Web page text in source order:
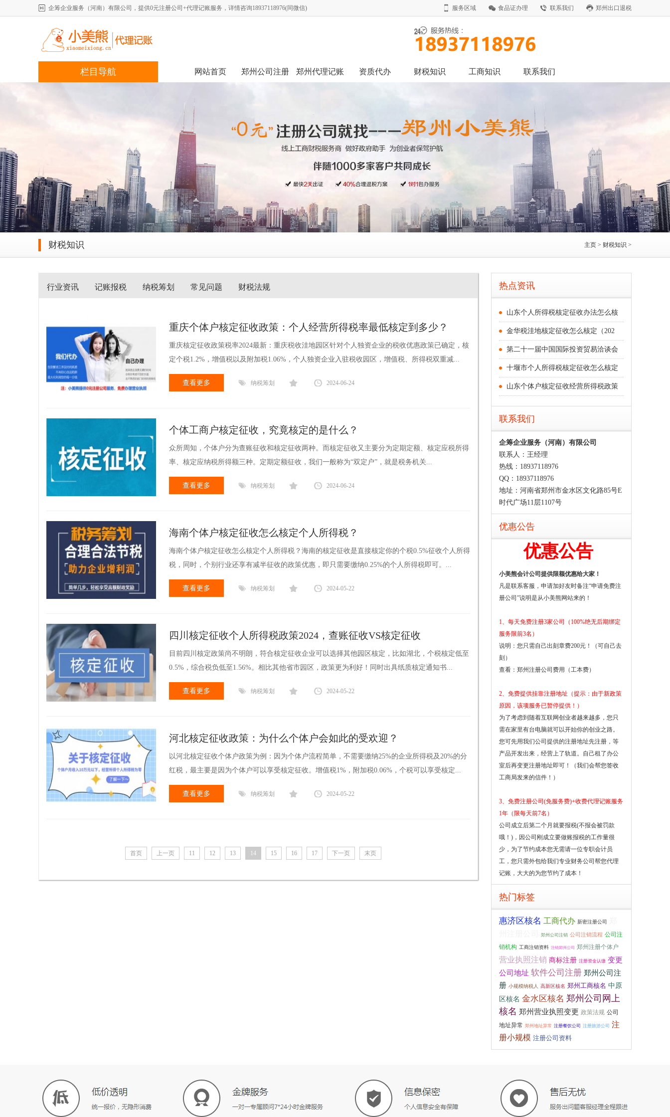
企筹企业服务（河南）有限公司，提供0元注册公司+代理记账服务，详情咨询18937118976(同微信) 服务区域 食品证办理 联系我们 郑州出口退税
栏目导航 网站首页 郑州公司注册 郑州代理记账 资质代办 财税知识 工商知识 联系我们
财税知识 主页 > 财税知识 >
行业资讯 记账报税 纳税筹划 常见问题 财税法规
重庆个体户核定征收政策：个人经营所得税率最低核定到多少？
重庆核定征收政策税率2024最新：重庆税收洼地园区针对个人独资企业的税收优惠政策已确定，核
定个税1.2%，增值税以及附加税1.06%，个人独资企业入驻税收园区，增值税、所得税双重减...
查看更多 纳税筹划 2024-06-24
个体工商户核定征收，究竟核定的是什么？
众所周知，个体户分为查账征收和核定征收两种。而核定征收又主要分为定期定额、核定应税所得
率、核定应纳税所得额三种。定期定额征收，我们一般称为“双定户”，就是税务机关...
查看更多 纳税筹划 2024-06-24
海南个体户核定征收怎么核定个人所得税？
海南个体户核定征收怎么核定个人所得税？海南的核定征收是直接核定你的个税0.5%征收个人所得
税，同时，个别行业还享有减半征收的政策优惠，即只需要缴纳0.25%的个人所得税即可。...
查看更多 纳税筹划 2024-05-22
四川核定征收个人所得税政策2024，查账征收VS核定征收
目前四川核定政策尚不明朗，符合核定征收企业可以选择其他园区核定，比如湖北，个税核定低至
0.5%，综合税负低至1.56%。相比其他省市园区，政策更为利好！同时出具纸质核定通知书...
查看更多 纳税筹划 2024-05-22
河北核定征收政策：为什么个体户会如此的受欢迎？
以河北核定征收个体户政策为例：因为个体户流程简单，不需要缴纳25%的企业所得税及20%的分
红税，最主要是因为个体户可以享受核定征收。增值税1%，附加税0.06%，个税可以享受核定...
查看更多 纳税筹划 2024-05-22
首页 上一页 11 12 13 14 15 16 17 下一页 末页
热点资讯
山东个人所得税核定征收办法怎么核
金华税洼地核定征收怎么核定（202
第二十一届中国国际投资贸易洽谈会
十堰市个人所得税核定征收怎么核定
山东个体户核定征收经营所得税政策
联系我们
企筹企业服务（河南）有限公司
联系人：王经理
热线：18937118976
QQ：18937118976
地址：河南省郑州市金水区文化路85号E
时代广场11层1107号
优惠公告
优惠公告
小美熊会计公司提供限额优惠给大家！
凡是联系客服，申请加好友时备注“申请免费注
册公司”说明是从小美熊网站来的！
1、每天免费注册3家公司（100%绝无后期绑定
服务限前3名）
说明：您只需自己出刻章费200元！（可自己去
刻）
查看： 郑州注册公司费用（工本费）
2、免费提供挂靠注册地址（提示：由于新政策
原因，该项服务已暂停提供！）
为了考虑到随着互联网创业者越来越多，您只
需在家里有台电脑就可以开始你的创业之路。
您可先用我们公司提供的注册地址先注册，等
产品开发出来，经营上了轨道。自己租了办公
室后再变更注册地址即可！（我们会帮您签收
工商局发来的信件！）
3、免费注册公司(免服务费)+收费代理记账服务
1年（限每天前7名）
公司成立后第二个月就要报税(不报会被罚款
哦！)，因公司刚成立要做账报税的工作量很
少，为了节约成本您无需请一位专职会计员
工，您只需外包给我们专业财务公司帮您代理
记账，大大的为您节约了成本！
热门标签
惠济区核名 工商代办 新密注册公司
郑州公司注销 公司注销流程 公司注
销机构 工商注销资料 注销郑州公司 郑州注册个体户
营业执照注销 商标注册 注册资金认缴 变更
公司地址 软件公司注册 郑州公司注
册 小规模纳税人 高新区核名 郑州工商核名 中原
区核名 金水区核名 郑州公司网上
核名 郑州营业执照变更 政策法规 公司
地址异常 郑州地址异常 注册餐饮公司 注册旅游公司 注
册小规模 注册公司资料